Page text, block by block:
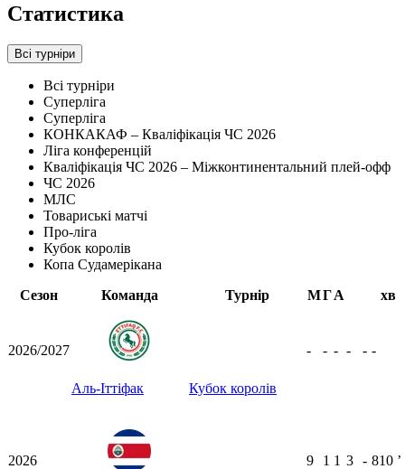
Статистика
Всі турніри
Всі турніри
Суперліга
Суперліга
КОНКАКАФ – Кваліфікація ЧС 2026
Ліга конференцій
Кваліфікація ЧС 2026 – Міжконтинентальний плей-офф
ЧС 2026
МЛС
Товариські матчі
Про-ліга
Кубок королів
Копа Судамерікана
Сезон
Команда Турнір МГА хв
2026/2027
Аль-Іттіфак Кубок королів
- - - - - -
2026 9 1 1 3 - 810 ʼ